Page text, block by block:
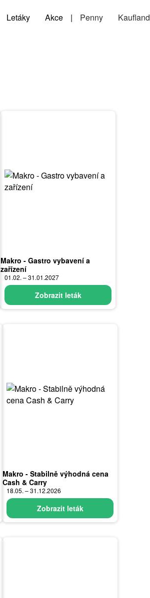
Letáky Akce | Penny Kaufland
Makro - Gastro vybavení a
zařízení
01.02. – 31.01.2027
Zobrazit leták
Makro - Stabilně výhodná cena
Cash & Carry
18.05. – 31.12.2026
Zobrazit leták